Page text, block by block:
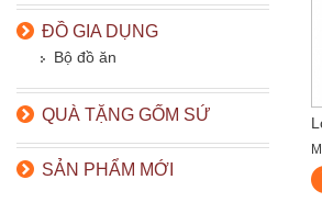
ĐỒ GIA DỤNG
Bộ đồ ăn
QUÀ TẶNG GỐM SỨ
SẢN PHẨM MỚI